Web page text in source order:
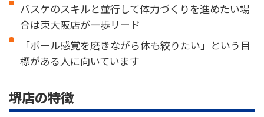
バスケのスキルと並行して体力づくりを進めたい場
合は東大阪店が一歩リード
「ボール感覚を磨きながら体も絞りたい」という目
標がある人に向いています
堺店の特徴